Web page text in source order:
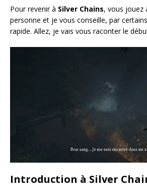
Pour revenir à Silver Chains, vous jouez
personne et je vous conseille, par
rapide. Allez, je vais vous raconter le
Introduction à Silver